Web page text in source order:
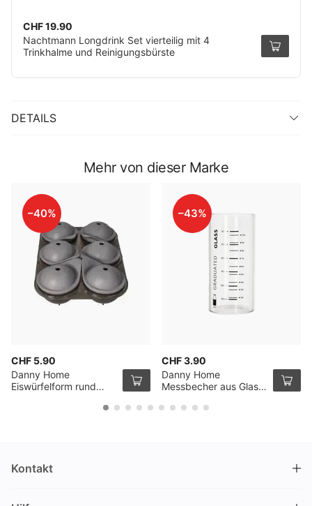
CHF 19.90
Nachtmann Longdrink Set vierteilig mit 4
Trinkhalme und Reinigungsbürste
DETAILS
Mehr von dieser Marke
–40%
CHF 5.90
Danny Home
Eiswürfelform rund
–43%
CHF 3.90
Danny Home
Messbecher aus Glas
Kontakt